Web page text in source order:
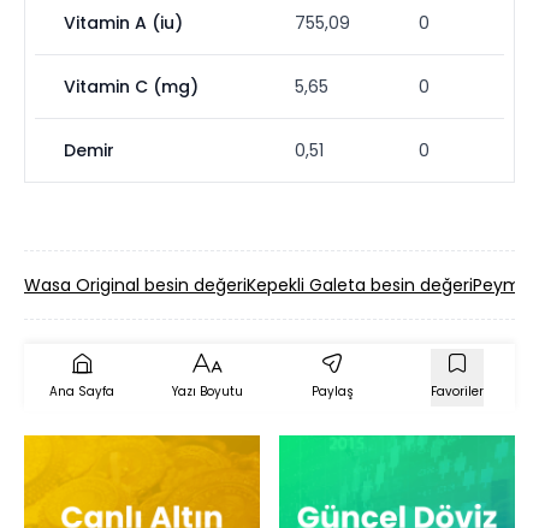
Vitamin A (iu) 755,09 0
Vitamin C (mg) 5,65 0
Demir 0,51 0
Wasa Original besin değeriKepekli Galeta besin değeri
Ana Sayfa Yazı Boyutu Paylaş Favoriler